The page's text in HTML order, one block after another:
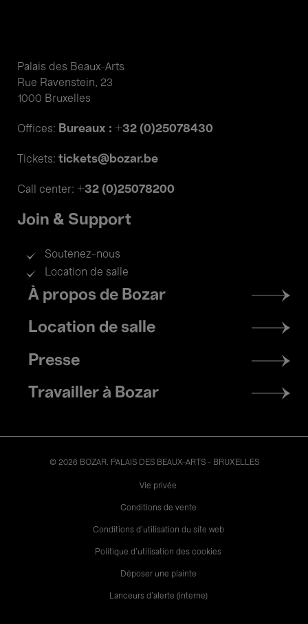
Palais des Beaux-Arts
Rue Ravenstein, 23
1000 Bruxelles
Offices: Bureaux : +32 (0)25078430
Tickets: tickets@bozar.be
Call center: +32 (0)25078200
Join & Support
Soutenez-nous
Location de salle
Footer
menu
À propos de Bozar
Location de salle
Presse
Travailler à Bozar
© 2026 BOZAR. PALAIS DES BEAUX-ARTS - BRUXELLES
Vie privée
Conditions de vente
Conditions d'utilisation du site web
Politique d'utilisation des cookies
Déposer une plainte
Lanceurs d’alerte (interne)